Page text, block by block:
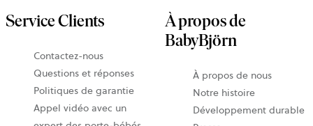
Service Clients
Contactez-nous
Questions et réponses
Politiques de garantie
Appel vidéo avec un
À propos de
BabyBjörn
À propos de nous
Notre histoire
Développement durable